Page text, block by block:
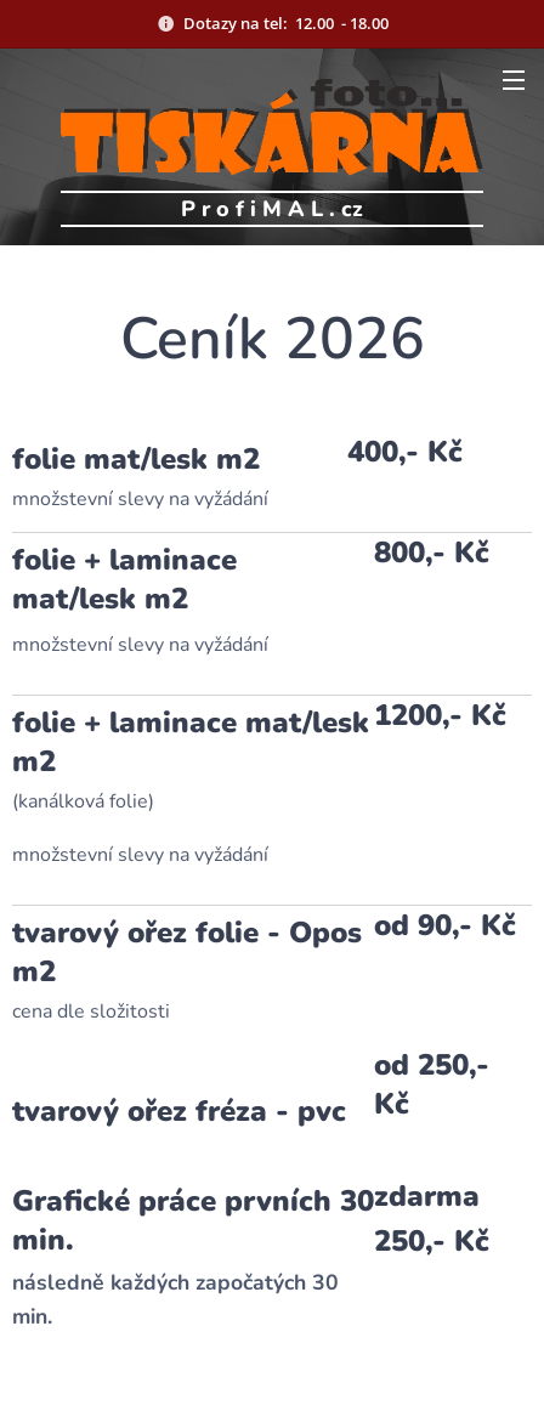
Dotazy na tel: 12.00 - 18.00
P r o f i M A L . cz
Ceník 2026
folie mat/lesk m2
množstevní slevy na vyžádání
400,- Kč
folie + laminace
mat/lesk m2
množstevní slevy na vyžádání
800,- Kč
folie + laminace mat/lesk
m2
(kanálková folie)
množstevní slevy na vyžádání
1200,- Kč
tvarový ořez folie - Opos
m2
cena dle složitosti
tvarový ořez fréza - pvc
Grafické práce prvních 30
min.
následně každých započatých 30
min.
od 90,- Kč
od 250,-
Kč
zdarma
250,- Kč